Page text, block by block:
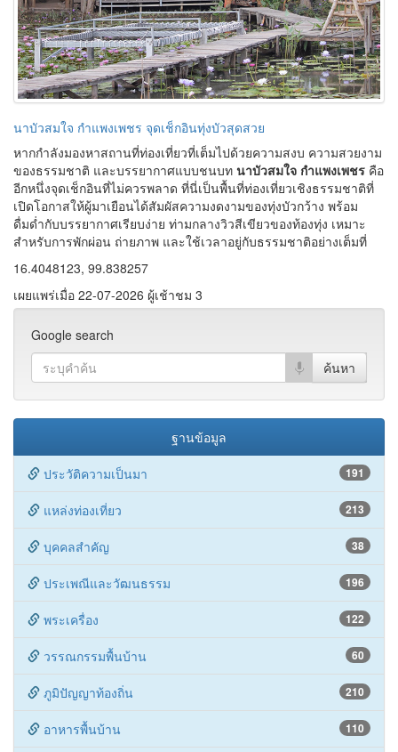
16.4048123, 99.838257
เผยแพร่เมื่อ 22-07-2026 ผู้เช้าชม 3
Google search
ฐานข้อมูล
191
ประวัติความเป็นมา
บุคคลสำคัญ
ประเพณีและวัฒนธรรม
122
พระเครื่อง
60
วรรณกรรมพื้นบ้าน
110
อาหารพื้นบ้าน
143
โบราณสถาน
445
สมุนไพรพื้นบ้าน
179
ร้านอาหารและเครื่องดื่ม
64
โบราณวัตถุ
102
หน่วยงานราชการ
171
โรงแรมและที่พัก
46
ของฝาก